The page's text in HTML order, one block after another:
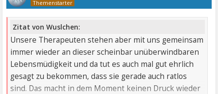
Zitat von Wuslchen:
Unsere Therapeuten stehen aber mit uns gemeinsam
immer wieder an dieser scheinbar unüberwindbaren
Lebensmüdigkeit und da tut es auch mal gut ehrlich
gesagt zu bekommen, dass sie gerade auch ratlos
sind. Das macht in dem Moment keinen Druck wieder